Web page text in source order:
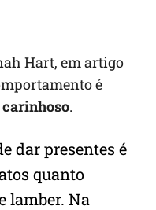
Hart, em artigo
é
carinhoso.
dar presentes é
quanto
lamber. Na